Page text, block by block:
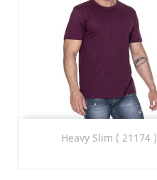
Heavy Slim ( 21174 )